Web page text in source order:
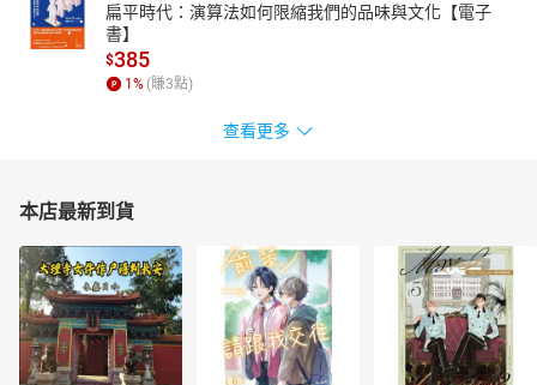
扁平時代：演算法如何限縮我們的品味與文化【電子
書】
$385
1% (賺3點)
查看更多
本店最新到貨